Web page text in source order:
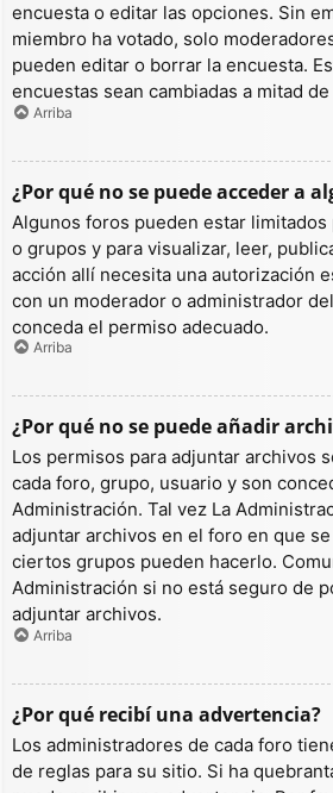
encuesta o editar las opciones. Sin
miembro ha votado, solo
pueden editar o borrar la encuesta.
encuestas sean cambiadas a mitad
Arriba
¿Por qué no se puede acceder a
Algunos foros pueden estar
o grupos y para visualizar, leer,
acción allí necesita una autorización
con un moderador o administrador
conceda el permiso adecuado.
Arriba
¿Por qué no se puede añadir
Los permisos para adjuntar archivos
cada foro, grupo, usuario y son
Administración. Tal vez La
adjuntar archivos en el foro en que
ciertos grupos pueden hacerlo.
Administración si no está seguro de
adjuntar archivos.
Arriba
¿Por qué recibí una advertencia?
Los administradores de cada foro
de reglas para su sitio. Si ha